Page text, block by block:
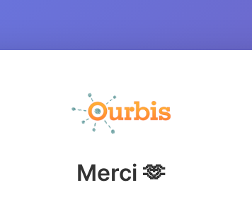
Merci 🫶